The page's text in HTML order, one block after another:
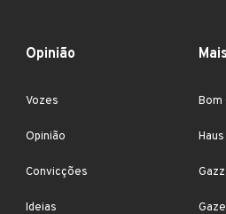
Opinião
Vozes
Opinião
Convicções
Ideias
Mais
Bom
Haus